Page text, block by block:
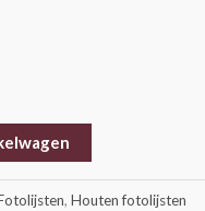
, Houten fotolijsten